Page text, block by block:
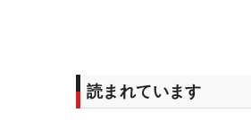
読まれています